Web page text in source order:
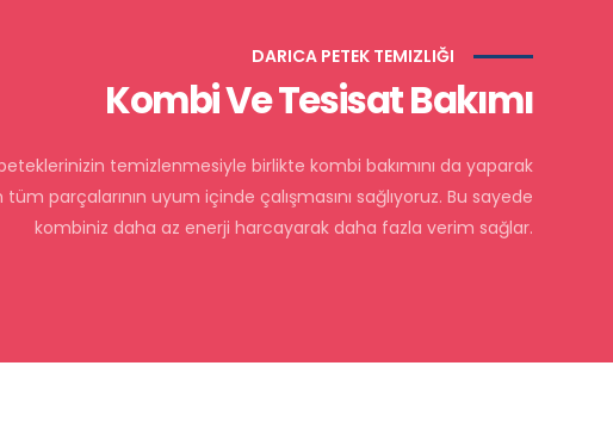
DARICA PETEK TEMIZLIĞI
Kombi Ve Tesisat Bakımı
temizlenmesiyle birlikte kombi bakımını da yaparak
parçalarının uyum içinde çalışmasını sağlıyoruz. Bu sayede
kombiniz daha az enerji harcayarak daha fazla verim sağlar.